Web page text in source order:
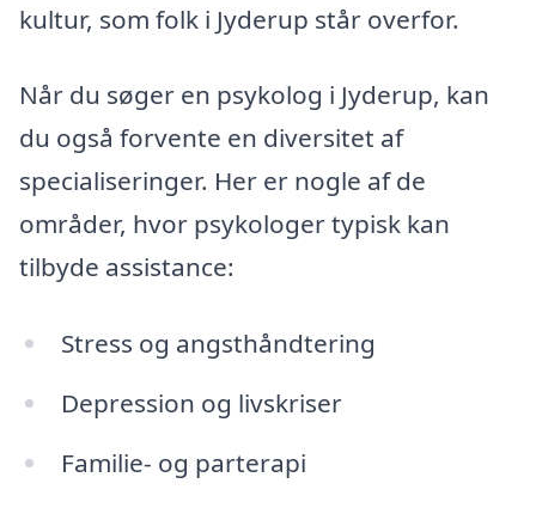
kultur, som folk i Jyderup står overfor.
Når du søger en psykolog i Jyderup, kan
du også forvente en diversitet af
specialiseringer. Her er nogle af de
områder, hvor psykologer typisk kan
tilbyde assistance:
Stress og angsthåndtering
Depression og livskriser
Familie- og parterapi